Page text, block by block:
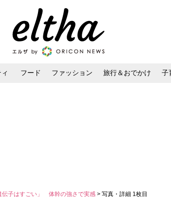
フード ファッション 旅行＆おでかけ 子
伝子はすごい」 体幹の強さで実感 > 写真・詳細 1枚目